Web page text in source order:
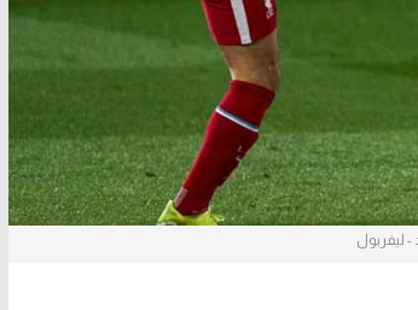
- ليفربول